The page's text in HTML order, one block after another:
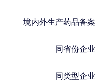
境内外生产药品备案
同省份企业
同类型企业